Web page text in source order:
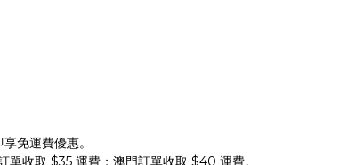
免運費優惠。
收取 $35 運費；澳門訂單收取 $40 運費。